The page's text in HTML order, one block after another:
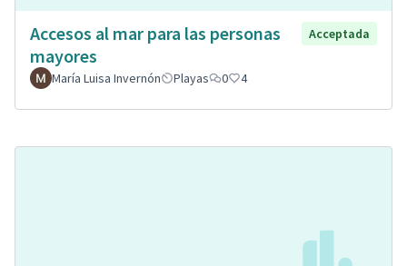
Accesos al mar para las personas
mayores
Acceptada
María Luisa Invernón Playas 0 4